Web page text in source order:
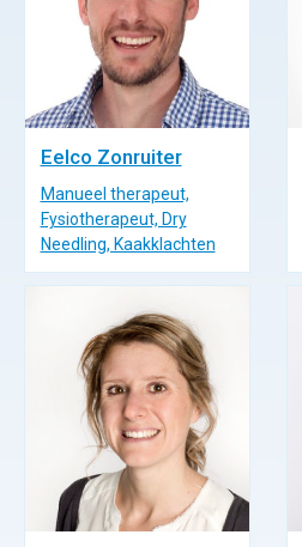
Eelco Zonruiter
Manueel therapeut,
Fysiotherapeut, Dry
Needling, Kaakklachten